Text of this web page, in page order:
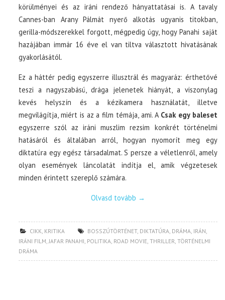
körülményei és az iráni rendező hányattatásai is. A tavaly
Cannes-ban Arany Pálmát nyerő alkotás ugyanis titokban,
gerilla-módszerekkel forgott, mégpedig úgy, hogy Panahi saját
hazájában immár 16 éve el van tiltva választott hivatásának
gyakorlásától.
Ez a háttér pedig egyszerre illusztrál és magyaráz: érthetővé
teszi a nagyszabású, drága jelenetek hiányát, a viszonylag
kevés helyszín és a kézikamera használatát, illetve
megvilágítja, miért is az a film témája, ami. A Csak egy baleset
egyszerre szól az iráni muszlim rezsim konkrét történelmi
hatásáról és általában arról, hogyan nyomorít meg egy
diktatúra egy egész társadalmat. S persze a véletlenről, amely
olyan események láncolatát indítja el, amik végzetesek
minden érintett szereplő számára.
Olvasd tovább →
CIKK, KRITIKA BOSSZÚTÖRTÉNET, DIKTATÚRA, DRÁMA, IRÁN,
IRÁNI FILM,JAFAR PANAHI, POLITIKA, ROAD MOVIE,THRILLER,TÖRTÉNELMI
DRÁMA